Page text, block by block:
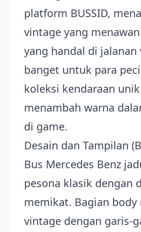
platform BUSSID,
vintage yang
yang handal di jalanan
banget untuk para
koleksi kendaraan
menambah warna
di game.
Desain dan Tampilan
Bus Mercedes Benz
pesona klasik dengan
memikat. Bagian
vintage dengan garis-